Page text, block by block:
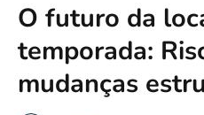
O futuro da
temporada:
mudanças